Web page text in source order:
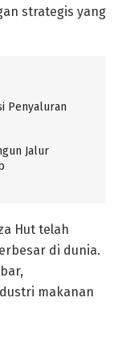
strategis yang
Penyaluran
Jalur
Hut telah
di dunia.
makanan